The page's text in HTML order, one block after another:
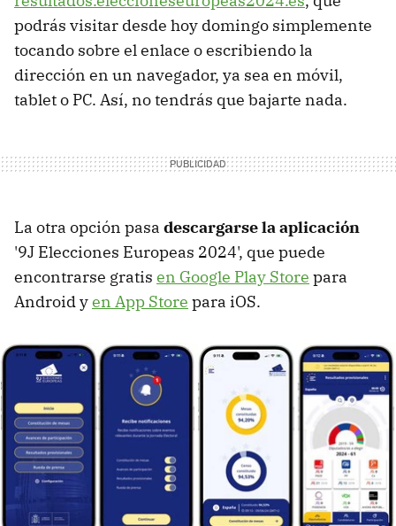
podrás visitar desde hoy domingo simplemente
tocando sobre el enlace o escribiendo la
dirección en un navegador, ya sea en móvil,
tablet o PC. Así, no tendrás que bajarte nada.
La otra opción pasa descargarse la aplicación
'9J Elecciones Europeas 2024', que puede
encontrarse gratis en Google Play Store para
Android yen App Store para iOS.